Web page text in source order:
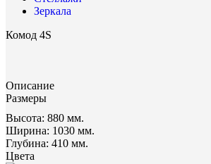
Зеркала
Комод 4S
Описание
Размеры
Высота: 880 мм.
Ширина: 1030 мм.
Глубина: 410 мм.
Цвета